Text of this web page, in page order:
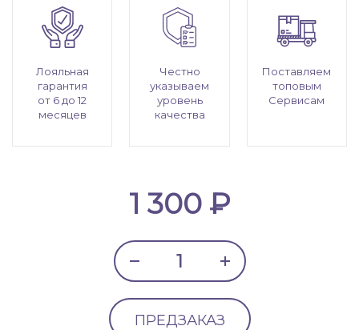
Лояльная
гарантия
от 6 до 12
месяцев
Честно
указываем
уровень
качества
Поставляем
топовым
Сервисам
1 300 ₽
ПРЕДЗАКАЗ